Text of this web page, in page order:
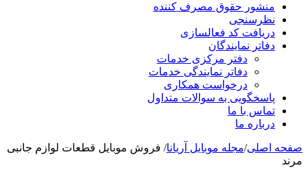
منشور حقوق مصرف کننده
نظرسنجی
دریافت کد فعالسازی
دفاتر نمایندگان
دفتر مرکزی خدمات
دفاتر نمایندگی خدمات
درخواست همکاری
پاسخگویی به سوالات متداول
تماس با ما
درباره ما
صفحه اصلی/مجله موبایل آریانا/ فروش موبایل قطعات لوازم جانبی
مرند